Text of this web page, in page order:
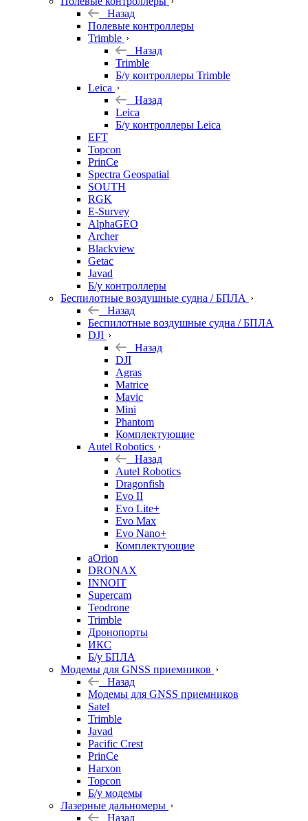
Назад
Полевые контроллеры
Trimble
Назад
Trimble
Б/у контроллеры Trimble
Leica
Назад
Leica
Б/у контроллеры Leica
EFT
Topcon
PrinCe
Spectra Geospatial
SOUTH
RGK
E-Survey
AlphaGEO
Archer
Blackview
Getac
Javad
Б/у контроллеры
Беспилотные воздушные судна / БПЛА
Назад
Беспилотные воздушные судна / БПЛА
DJI
Назад
DJI
Agras
Matrice
Mavic
Mini
Phantom
Комплектующие
Autel Robotics
Назад
Autel Robotics
Dragonfish
Evo II
Evo Lite+
Evo Max
Evo Nano+
Комплектующие
aOrion
DRONAX
INNOIT
Supercam
Teodrone
Trimble
Дронопорты
ИКС
Б/у БПЛА
Модемы для GNSS приемников
Назад
Модемы для GNSS приемников
Satel
Trimble
Javad
Pacific Crest
PrinCe
Harxon
Topcon
Б/у модемы
Лазерные дальномеры
Назад